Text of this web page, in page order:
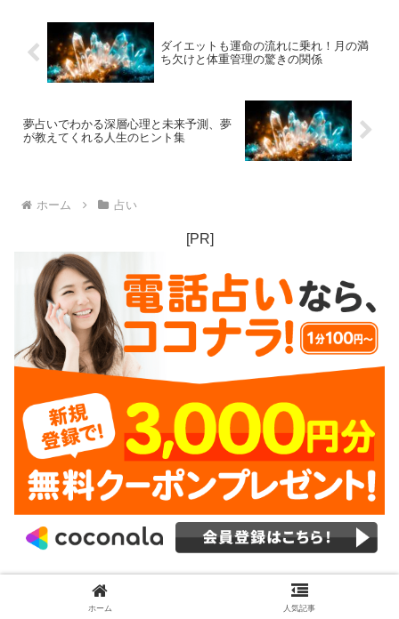
ダイエットも運命の流れに乗れ！月の満
ち欠けと体重管理の驚きの関係
夢占いでわかる深層心理と未来予測、夢
が教えてくれる人生のヒント集
ホーム 占い
[PR]
ホーム 人気記事